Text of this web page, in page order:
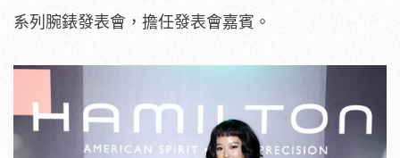
系列腕錶發表會，擔任發表會嘉賓。